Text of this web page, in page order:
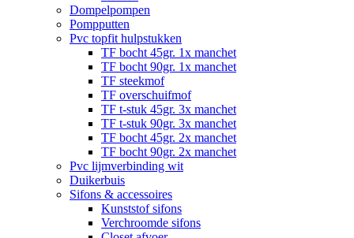
Dompelpompen
Pompputten
Pvc topfit hulpstukken
TF bocht 45gr. 1x manchet
TF bocht 90gr. 1x manchet
TF steekmof
TF overschuifmof
TF t-stuk 45gr. 3x manchet
TF t-stuk 90gr. 3x manchet
TF bocht 45gr. 2x manchet
TF bocht 90gr. 2x manchet
Pvc lijmverbinding wit
Duikerbuis
Sifons & accessoires
Kunststof sifons
Verchroomde sifons